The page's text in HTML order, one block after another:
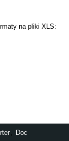
na pliki XLS:
Doc